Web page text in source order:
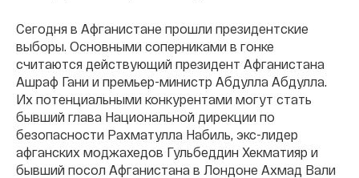
Сегодня в Афганистане прошли президентские
выборы. Основными соперниками в гонке
считаются действующий президент Афганистана
Ашраф Гани и премьер-министр Абдулла Абдулла.
Их потенциальными конкурентами могут стать
бывший глава Национальной дирекции по
безопасности Рахматулла Набиль, экс-лидер
афганских моджахедов Гульбеддин Хекматияр и
бывший посол Афганистана в Лондоне Ахмад Вали